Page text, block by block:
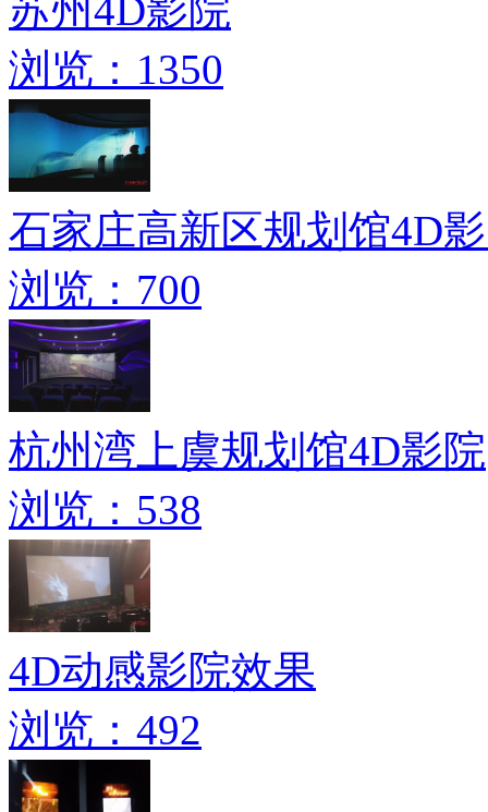
苏州4D影院
浏览：1350
石家庄高新区规划馆4D
浏览：700
杭州湾上虞规划馆4D影院
浏览：538
4D动感影院效果
浏览：492